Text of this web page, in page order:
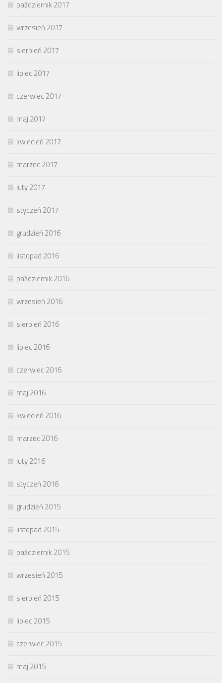
październik 2017
wrzesień 2017
sierpień 2017
lipiec 2017
czerwiec 2017
maj 2017
kwiecień 2017
marzec 2017
luty 2017
styczeń 2017
grudzień 2016
listopad 2016
październik 2016
wrzesień 2016
sierpień 2016
lipiec 2016
czerwiec 2016
maj 2016
kwiecień 2016
marzec 2016
luty 2016
styczeń 2016
grudzień 2015
listopad 2015
październik 2015
wrzesień 2015
sierpień 2015
lipiec 2015
czerwiec 2015
maj 2015